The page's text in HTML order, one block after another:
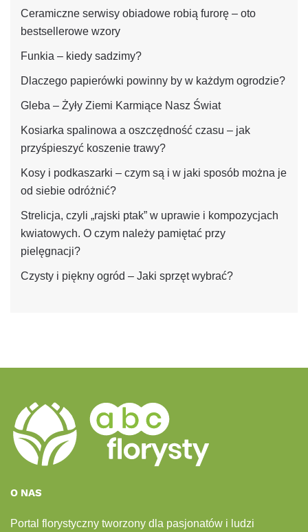
Ceramiczne serwisy obiadowe robią furorę – oto
bestsellerowe wzory
Funkia – kiedy sadzimy?
Dlaczego papierówki powinny by w każdym ogrodzie?
Gleba – Żyły Ziemi Karmiące Nasz Świat
Kosiarka spalinowa a oszczędność czasu – jak
przyśpieszyć koszenie trawy?
Kosy i podkaszarki – czym są i w jaki sposób można je
od siebie odróżnić?
Strelicja, czyli „rajski ptak” w uprawie i kompozycjach
kwiatowych. O czym należy pamiętać przy
pielęgnacji?
Czysty i piękny ogród – Jaki sprzęt wybrać?
O NAS
Portal florystyczny tworzony dla pasjonatów i ludzi